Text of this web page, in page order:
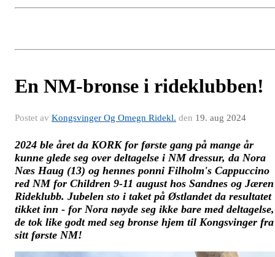
En NM-bronse i rideklubben!
Postet av Kongsvinger Og Omegn Ridekl. den 19. aug 2024
2024 ble året da KORK for første gang på mange år
kunne glede seg over deltagelse i NM dressur, da Nora
Næs Haug (13) og hennes ponni Filholm's Cappuccino
red NM for Children 9-11 august hos Sandnes og Jæren
Rideklubb. Jubelen sto i taket på Østlandet da resultatet
tikket inn - for Nora nøyde seg ikke bare med deltagelse,
de tok like godt med seg bronse hjem til Kongsvinger fra
sitt første NM!